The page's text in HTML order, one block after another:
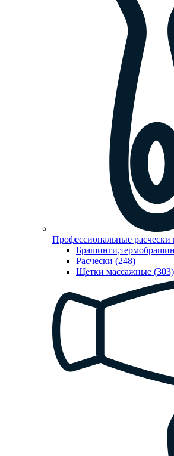
Профессиональные
Расчески (248)
Щетки массажные (303)